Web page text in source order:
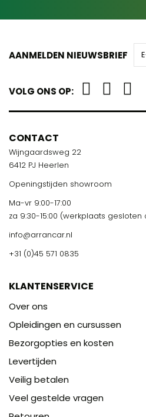
AANMELDEN NIEUWSBRIEF
VOLG ONS OP:
CONTACT
Wijngaardsweg 22
6412 PJ Heerlen
Openingstijden showroom
Ma-vr 9:00-17:00
za 9:30-15:00 (werkplaats
info@arrancar.nl
+31 (0)45 571 0835
KLANTENSERVICE
Over ons
Opleidingen en cursussen
Bezorgopties en kosten
Levertijden
Veilig betalen
Veel gestelde vragen